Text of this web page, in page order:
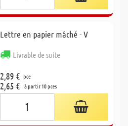
Lettre en papier mâché - V
Livrable de suite
2,89 € pce
2,65 € à partir 10 pces